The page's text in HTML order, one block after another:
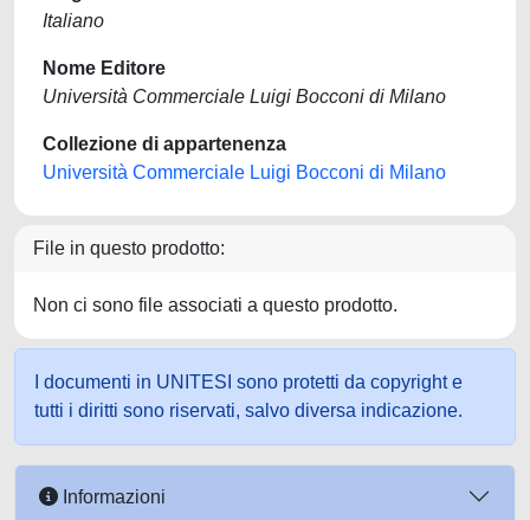
Italiano
Nome Editore
Università Commerciale Luigi Bocconi di Milano
Collezione di appartenenza
Università Commerciale Luigi Bocconi di Milano
File in questo prodotto:
Non ci sono file associati a questo prodotto.
I documenti in UNITESI sono protetti da copyright e
tutti i diritti sono riservati, salvo diversa indicazione.
Informazioni